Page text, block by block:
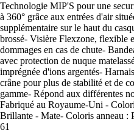
Technologie MIP'S pour une
à 360° grâce aux entrées d'air
supplémentaire sur le haut du
brossé- Visière Flexzone, flexible
dommages en cas de chute-
avec protection de nuque
imprégnée d'ions argentés-
crâne pour plus de stabilité et de
gamme- Répond aux différentes
Fabriqué au Royaume-Uni -
Brillante - Mate- Coloris anneau :
61